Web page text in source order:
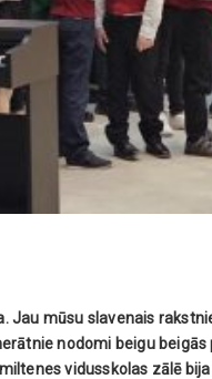
Jau mūsu slavenais
nodomi beigu
vidusskolas zālē